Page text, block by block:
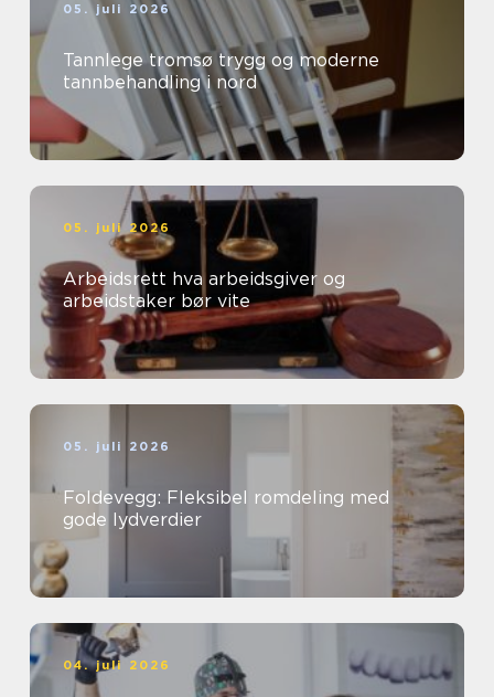
05. juli 2026
Tannlege tromsø trygg og moderne
tannbehandling i nord
05. juli 2026
Arbeidsrett hva arbeidsgiver og
arbeidstaker bør vite
05. juli 2026
Foldevegg: Fleksibel romdeling med
gode lydverdier
04. juli 2026